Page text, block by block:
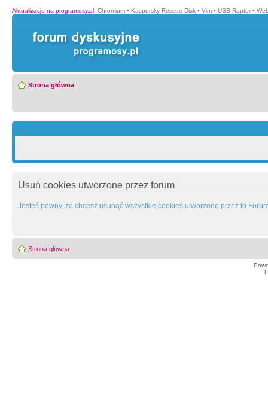
Aktualizacje na programosy.pl: Chromium • Kaspersky Rescue Disk • Vim • USB Raptor •
Strona główna
Usuń cookies utworzone przez forum
Jesteś pewny, że chcesz usunąć wszystkie cookies utworzone przez to
Strona główna